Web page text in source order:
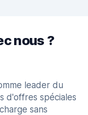
nous ?
leader du
d'offres spéciales
sans